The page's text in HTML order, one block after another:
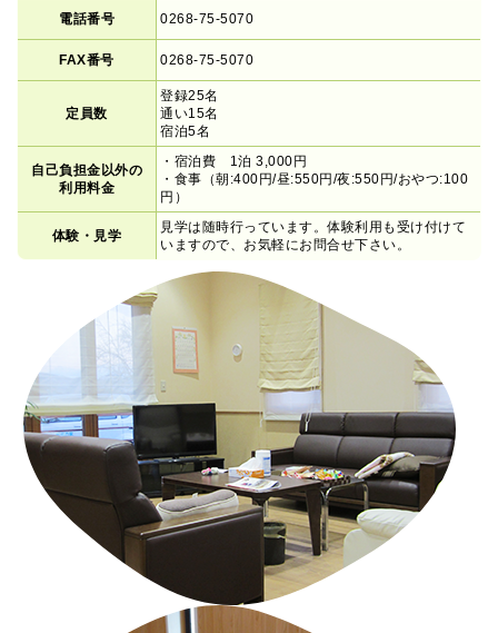
電話番号 0268-75-5070
FAX番号 0268-75-5070
定員数
登録25名
通い15名
宿泊5名
自己負担金以外の
利用料金
・宿泊費 1泊 3,000円
・食事（朝:400円/昼:550円/夜:550円/おやつ:100
円）
体験・見学
見学は随時行っています。体験利用も受け付けて
いますので、お気軽にお問合せ下さい。